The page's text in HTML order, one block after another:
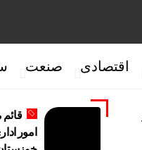
اقتصادی صنعت
قائم
امور